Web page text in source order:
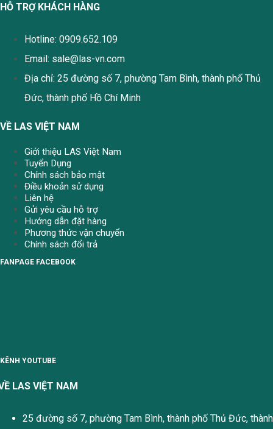
HỖ TRỢ KHÁCH HÀNG
Hotline: 0909.652.109
Email: sale@las-vn.com
Địa chỉ: 25 đường số 7, phường Tam Bình, thành phố Thủ
Đức, thành phố Hồ Chí Minh
VỀ LAS VIỆT NAM
Giới thiệu LAS Việt Nam
Tuyển Dụng
Chính sách bảo mật
Điều khoản sử dụng
Liên hệ
Gửi yêu cầu hỗ trợ
Hướng dẫn đặt hàng
Phương thức vận chuyển
Chính sách đổi trả
FANPAGE FACEBOOK
KÊNH YOUTUBE
LAS VIỆT NAM
25 đường số 7, phường Tam Bình, thành phố Thủ Đức, thành